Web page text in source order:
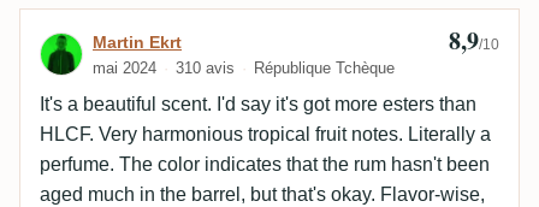
Avis de Martin Ekrt
Martin Ekrt
mai 2024 310 avis République Tchèque
8,9/10
It's a beautiful scent. I'd say it's got more esters than
HLCF. Very harmonious tropical fruit notes. Literally a
perfume. The color indicates that the rum hasn't been
aged much in the barrel, but that's okay. Flavor-wise,